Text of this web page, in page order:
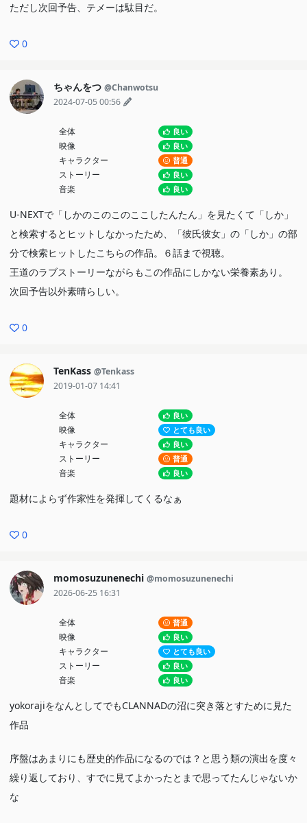
ただし次回予告、テメーは駄目だ。
0
ちゃんをつ @Chanwotsu
2024-07-05 00:56
全体 良い
映像 良い
キャラクター 普通
ストーリー 良い
音楽 良い
U-NEXTで「しかのこのこのここしたんたん」を見たくて「しか」
と検索するとヒットしなかったため、「彼氏彼女」の「しか」の部
分で検索ヒットしたこちらの作品。６話まで視聴。
王道のラブストーリーながらもこの作品にしかない栄養素あり。
次回予告以外素晴らしい。
0
TenKass @Tenkass
2019-01-07 14:41
全体 良い
映像 とても良い
キャラクター 良い
ストーリー 普通
音楽 良い
題材によらず作家性を発揮してくるなぁ
0
momosuzunenechi @momosuzunenechi
2026-06-25 16:31
全体 普通
映像 良い
キャラクター とても良い
ストーリー 良い
音楽 良い
yokorajiをなんとしてでもCLANNADの沼に突き落とすために見た
作品
序盤はあまりにも歴史的作品になるのでは？と思う類の演出を度々
繰り返しており、すでに見てよかったとまで思ってたんじゃないか
な